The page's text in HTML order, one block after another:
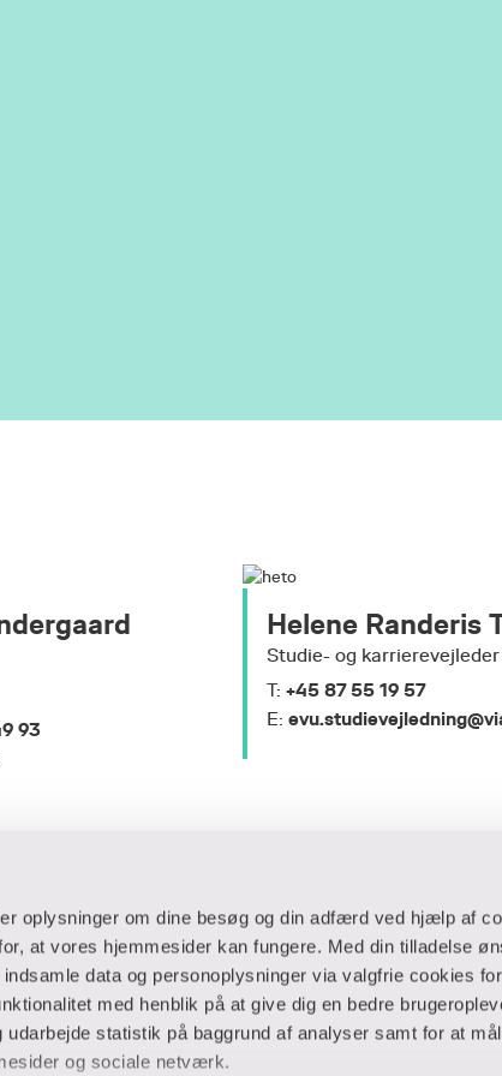
oplysninger om dine besøg og din adfærd ved hjælp af
at vores hjemmesider kan fungere. Med din tilladelse
data og personoplysninger via valgfrie cookies
med henblik på at give dig en bedre
statistik på baggrund af analyser samt for at
og sociale netværk.
93
Helene Randeris
Studie- og karrierevejleder
T: +45 87 55 19 57
E:
virksomheder Ansatte og studerende